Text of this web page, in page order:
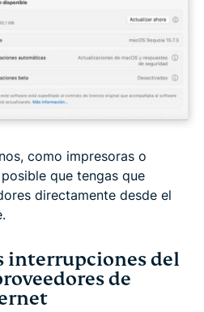
como impresoras o
que tengas que
directamente desde el
interrupciones del
de